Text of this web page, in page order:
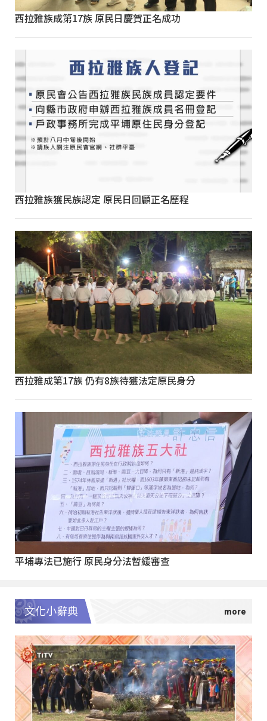
西拉雅族成第17族 原民日慶賀正名成功
西拉雅族獲民族認定 原民日回顧正名歷程
西拉雅成第17族 仍有8族待獲法定原民身分
平埔專法已施行 原民身分法暫緩審查
文化小辭典